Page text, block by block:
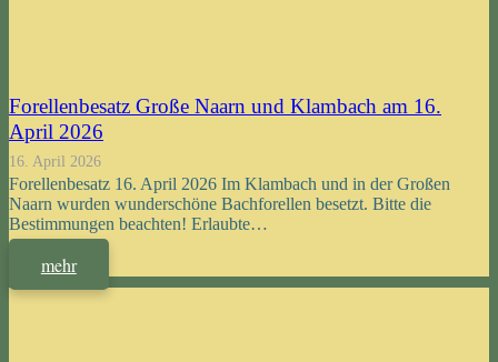
Forellenbesatz Große Naarn und Klambach am 16.
April 2026
16. April 2026
Forellenbesatz 16. April 2026 Im Klambach und in der Großen
Naarn wurden wunderschöne Bachforellen besetzt. Bitte die
Bestimmungen beachten! Erlaubte…
mehr